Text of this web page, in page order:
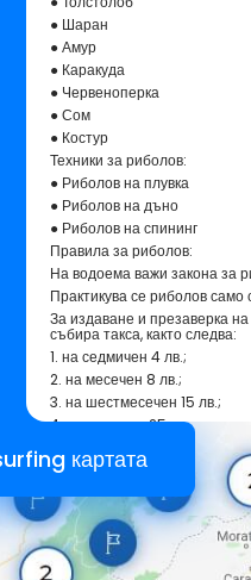
● Шаран
● Амур
● Каракуда
● Червеноперка
● Сом
● Костур
Техники за риболов:
● Риболов на плувка
● Риболов на дъно
● Риболов на спининг
Правила за риболов:
На водоема важи закона за
Практикува се риболов
За издаване и презаверка
събира такса, както следва:
1. на седмичен 4 лв.;
2. на месечен 8 лв.;
3. на шестмесечен 15 лв.;
4. на годишен 25 лв.
За издаване дубликат на
2 лв.
Физическите лица могат да
на Черно море при спазване
Децата до 14-годишна
любителски риболов с
риболов, като: 1. на децата
валидност до навършването
картата